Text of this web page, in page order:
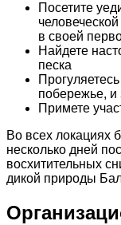
Посетите
в своей
Найдете
песка
побережье, и
Примете
Во всех локациях
несколько дней
восхитительных
дикой природы